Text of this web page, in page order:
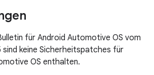
für Android Automotive OS vom
sind keine Sicherheitspatches für
OS enthalten.